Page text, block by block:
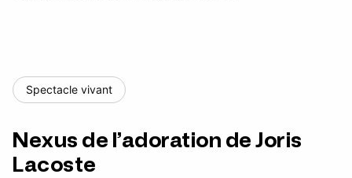
Spectacle vivant
Nexus de l’adoration de Joris
Lacoste